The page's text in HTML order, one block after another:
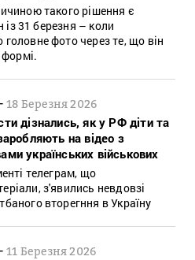
такого рішення є
із 31 березня – коли
фото через те, що він
формі.
-18 Березня 2026
дізнались, як у РФ діти та
на відео з
українських військових
телеграм, що
з'явились невдовзі
вторегння в Україну
-11 Березня 2026